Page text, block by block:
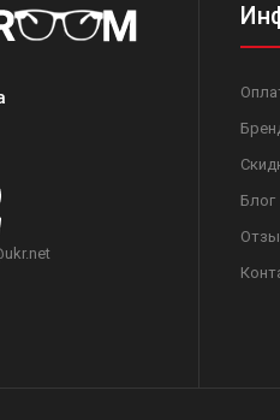
Блог